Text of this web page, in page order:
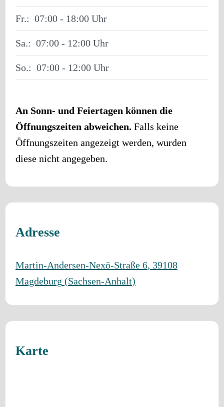
Fr.: 07:00 - 18:00
Sa.: 07:00 - 12:00
So.: 07:00 - 12:00
An Sonn- und Feiertagen können die
Öffnungszeiten abweichen. Falls keine
Öffnungszeiten angezeigt werden, wurden
diese nicht angegeben.
Adresse
Martin-Andersen-Nexö-Straße 6, 39108
Magdeburg (Sachsen-Anhalt)
Karte